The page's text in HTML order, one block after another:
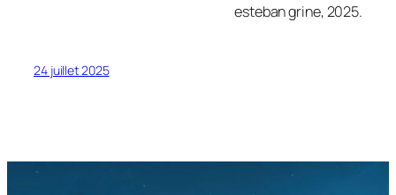
esteban grine, 2025.
24 juillet 2025